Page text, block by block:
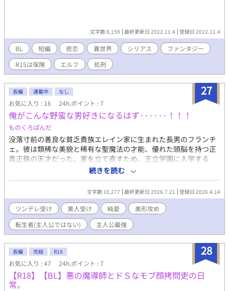
文字数 8,159 最終更新日 2022.11.4 登録日 2022.11.4
BL 短編 悲恋 異世界 シリアス
ファンタジー
R15は保険
エルフ 処刑
27
長編 連載中 なし
お気に入り : 16 24h.ポイント : 7
俺がこんな野蛮な男好きになるはず······！！！
ものくろぱんだ
没落寸前の善良な貧乏貴族エレイン家に生まれた長男のフランチ
ェ。彼は類稀な美貌と稀有な聖魔法の才能、優れた頭脳を持つ正
真正銘の天才だった。家を立て直すため、王立学園に入学する
も、あまりにも善良すぎる家族を守るため培ってきた経験のせい
で、プライドは大気圏を突き抜け、性格は酷く捻じ曲がっている
フランチェに友人ができるようなこともなく。卒業時には首席も
勝ち取ったフランチェだが、性格に問題ありとして宮廷仕えに内
定が貰えず、結局卒業後十年間、かつての同級生たちが宮廷で出
世していくのを風の便りに、領地を立て直そうと奔走する毎日。
そんな時、御歳八歳になる末の王子の家庭教師として採用され
る。 意気揚々と向かったフランチェが目にしたのは、王子とは思
えないような待遇を受ける後ろ盾のない幼い王子と、唯一の味方
の傭兵上がりの護衛騎士だった。
───────────────────── 平民上がりの元傭
兵護衛騎士×プライドの高いツンデレ魔導師
続きを読む
文字数 10,277 最終更新日 2026.7.21 登録日 2026.4.14
ツンデレ受け 美人受け 純愛
美形攻め
転生者(主人公ではない)
主人公最強
28
長編 完結 R18
お気に入り : 47 24h.ポイント : 7
【R18】【BL】悪の魔導師とドＳなモブ顔拷問吏の日
常。